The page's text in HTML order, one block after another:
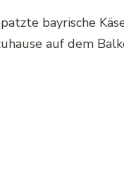
bayrische
auf dem